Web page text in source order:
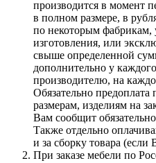
производится в момент
в полном размере, в
по некоторым фабрикам,
изготовления, или
свыше определенной
дополнительно у
производителю, на
Обязательно
размерам, изделиям на
Вам сообщит
Также отдельно
и за сборку товара (если
При заказе мебели по